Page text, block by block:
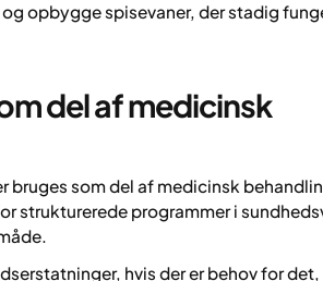
opbygge spisevaner, der stadig
del af medicinsk
som del af medicinsk
strukturerede programmer i
hvis der er behov for det,